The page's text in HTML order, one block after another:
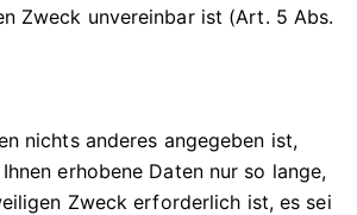
Zweck unvereinbar ist (Art. 5 Abs.
nichts anderes angegeben ist,
erhobene Daten nur so lange,
Zweck erforderlich ist, es sei